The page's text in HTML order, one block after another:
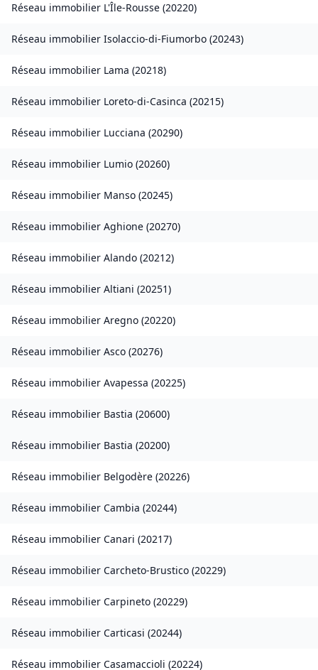
Réseau immobilier L'Île-Rousse (20220)
Réseau immobilier Isolaccio-di-Fiumorbo (20243)
Réseau immobilier Lama (20218)
Réseau immobilier Loreto-di-Casinca (20215)
Réseau immobilier Lucciana (20290)
Réseau immobilier Lumio (20260)
Réseau immobilier Manso (20245)
Réseau immobilier Aghione (20270)
Réseau immobilier Alando (20212)
Réseau immobilier Altiani (20251)
Réseau immobilier Aregno (20220)
Réseau immobilier Asco (20276)
Réseau immobilier Avapessa (20225)
Réseau immobilier Bastia (20600)
Réseau immobilier Bastia (20200)
Réseau immobilier Belgodère (20226)
Réseau immobilier Cambia (20244)
Réseau immobilier Canari (20217)
Réseau immobilier Carcheto-Brustico (20229)
Réseau immobilier Carpineto (20229)
Réseau immobilier Carticasi (20244)
Réseau immobilier Casamaccioli (20224)